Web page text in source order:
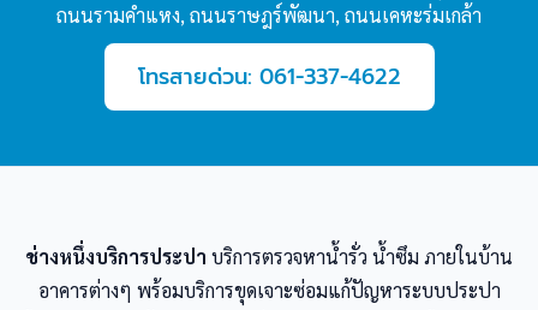
ถนนรามคำแหง, ถนนราษฎร์พัฒนา, ถนนเคหะร่มเกล้า
โทรสายด่วน: 061-337-4622
ช่างหนึ่งบริการประปา บริการตรวจหาน้ำรั่ว น้ำซึม ภายในบ้าน
อาคารต่างๆ พร้อมบริการขุดเจาะซ่อมแก้ปัญหาระบบประปา